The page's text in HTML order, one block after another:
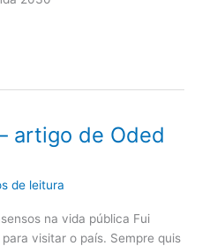
artigo de Oded
de leitura
na vida pública Fui
visitar o país. Sempre quis